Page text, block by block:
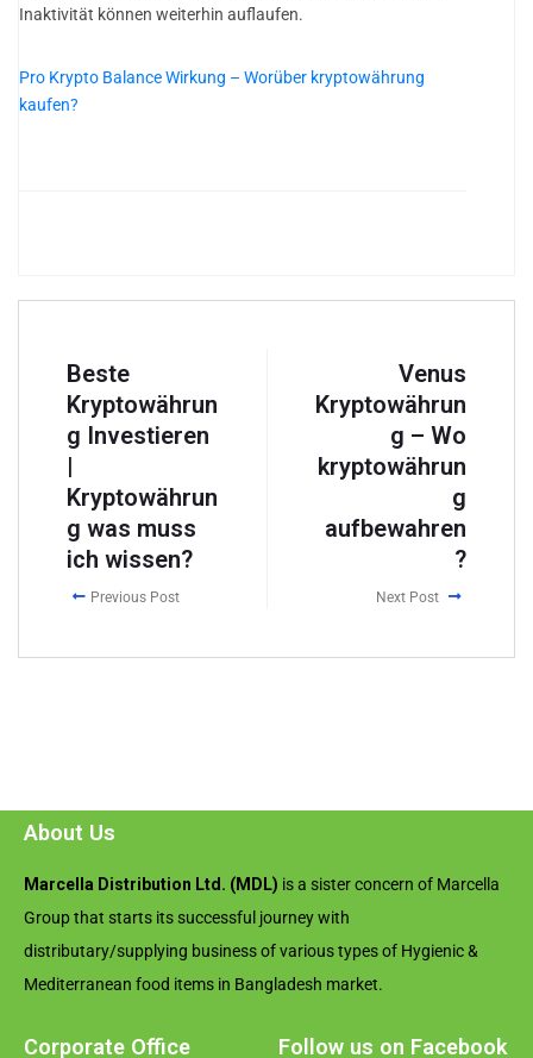
Inaktivität können weiterhin auflaufen.
Pro Krypto Balance Wirkung – Worüber kryptowährung
kaufen?
Beste
Kryptowährun
g Investieren
|
Kryptowährun
g was muss
ich wissen?
Previous Post
Venus
Kryptowährun
g – Wo
kryptowährun
g
aufbewahren
?
Next Post
About Us
Marcella Distribution Ltd. (MDL) is a sister concern of Marcella
Group that starts its successful journey with
distributary/supplying business of various types of Hygienic &
Mediterranean food items in Bangladesh market.
Corporate Office Follow us on Facebook